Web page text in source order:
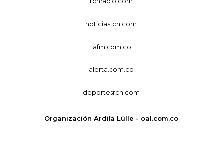
noticiasrcn.com
lafm.com.co
alerta.com.co
deportesrcn.com
Organización Ardila Lülle - oal.com.co